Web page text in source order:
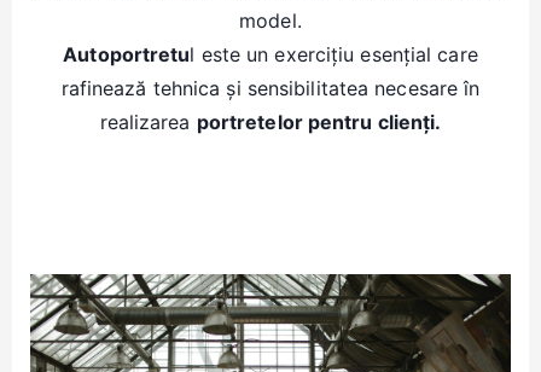
model.
Autoportretul este un exercițiu esențial care
rafinează tehnica și sensibilitatea necesare în
realizarea portretelor pentru clienți.